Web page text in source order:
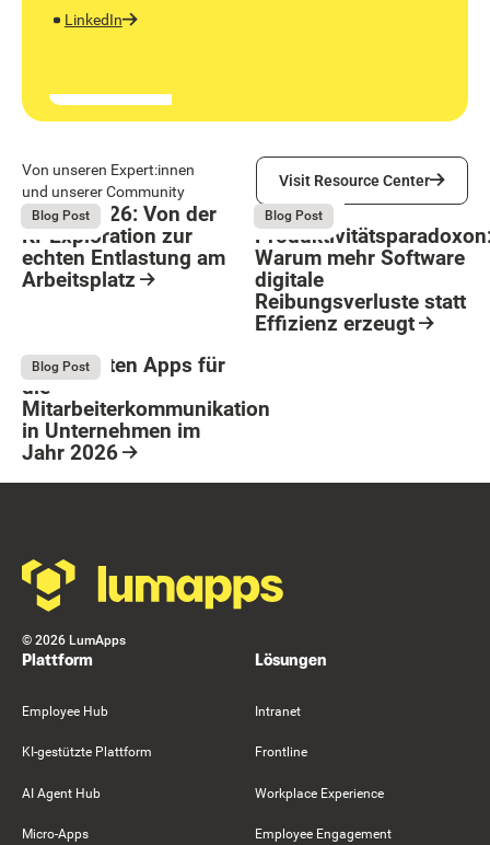
LinkedIn
Von unseren Expert:innen
und unserer Community
Visit Resource Center
Visit Resource Center
August 4, 2026
Blog Post
Bright 2026: Von der
KI-Exploration zur
echten Entlastung am
Arbeitsplatz
August 4, 2026
Blog Post
Das
Warum mehr Software
digitale
Reibungsverluste statt
Effizienz erzeugt
August 4, 2026
Blog Post
Die 9 besten Apps für
die
Mitarbeiterkommunikation
in Unternehmen im
Jahr 2026
© 2026 LumApps
Plattform
Employee Hub
KI-gestützte Plattform
AI Agent Hub
Micro-Apps
Lösungen
Intranet
Frontline
Workplace Experience
Employee Engagement